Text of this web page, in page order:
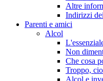
Altre
Indirizzi
Parenti e amici
Alcol
Non
Che cosa
Troppo,
Alcol e